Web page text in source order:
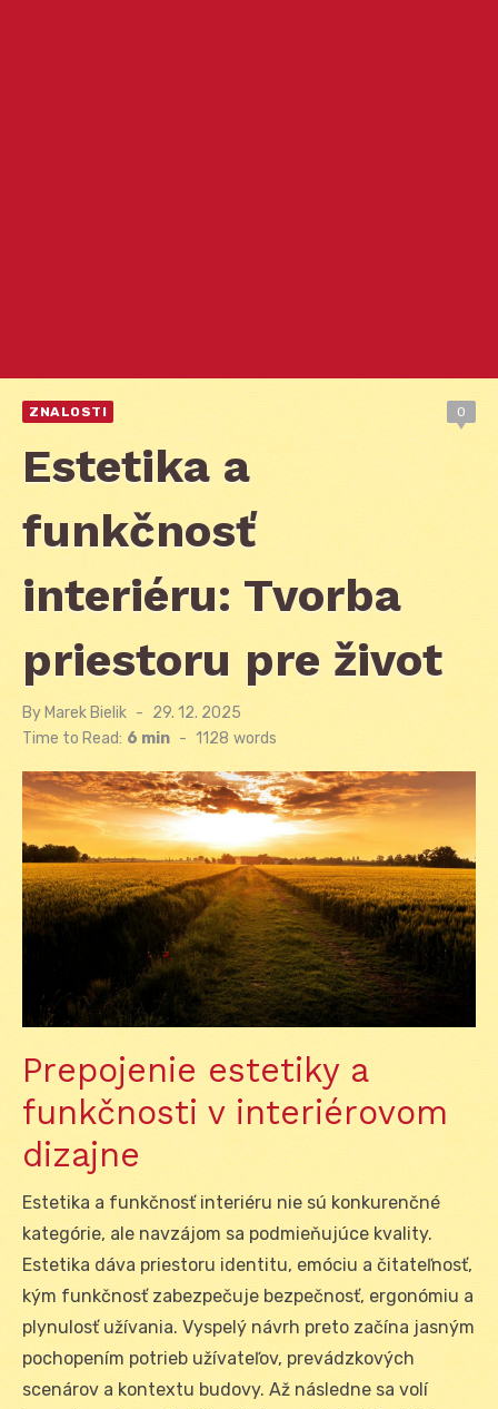
ZNALOSTI 0
Estetika a
funkčnosť
interiéru: Tvorba
priestoru pre život
By Marek Bielik
Posted
on
29. 12. 2025
Time to Read: 6 min - 1128 words
Prepojenie estetiky a
funkčnosti v interiérovom
dizajne
Estetika a funkčnosť interiéru nie sú konkurenčné
kategórie, ale navzájom sa podmieňujúce kvality.
Estetika dáva priestoru identitu, emóciu a čitateľnosť,
kým funkčnosť zabezpečuje bezpečnosť, ergonómiu a
plynulosť užívania. Vyspelý návrh preto začína jasným
pochopením potrieb užívateľov, prevádzkových
scenárov a kontextu budovy. Až následne sa volí